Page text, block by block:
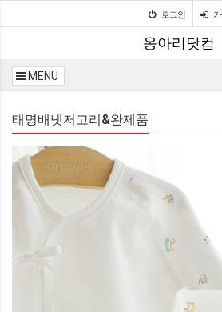
로그인
옹아리닷컴
MENU
태명배냇저고리&완제품